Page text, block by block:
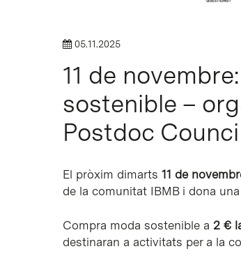
05.11.2025
11 de
sostenible –
Postdoc
El pròxim dimarts 11 de
de la comunitat IBMB i dona
Compra moda sostenible a 2 €
destinaran a activitats per a la